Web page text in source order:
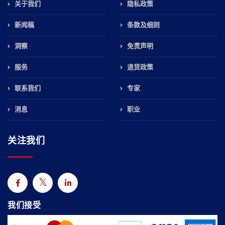
关于我们
新闻稿
洞察
服务
联系我们
消息
隐私政策
条款及细则
免责声明
退货政策
专家
职业
关注我们
我们接受